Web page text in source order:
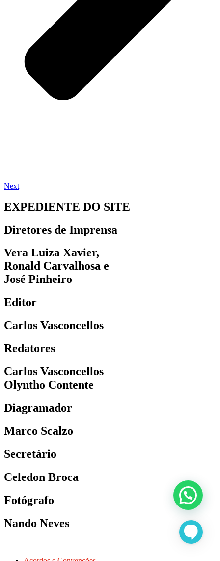
Next
EXPEDIENTE DO SITE
Diretores de Imprensa
Vera Luiza Xavier,
Ronald Carvalhosa e
José Pinheiro
Editor
Carlos Vasconcellos
Redatores
Carlos Vasconcellos
Olyntho Contente
Diagramador
Marco Scalzo
Secretário
Celedon Broca
Fotógrafo
Nando Neves